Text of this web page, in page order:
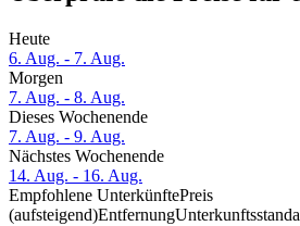
Heute
6. Aug. - 7. Aug.
Morgen
7. Aug. - 8. Aug.
Dieses Wochenende
7. Aug. - 9. Aug.
Nächstes Wochenende
14. Aug. - 16. Aug.
Empfohlene UnterkünftePreis
(aufsteigend)Entfernung